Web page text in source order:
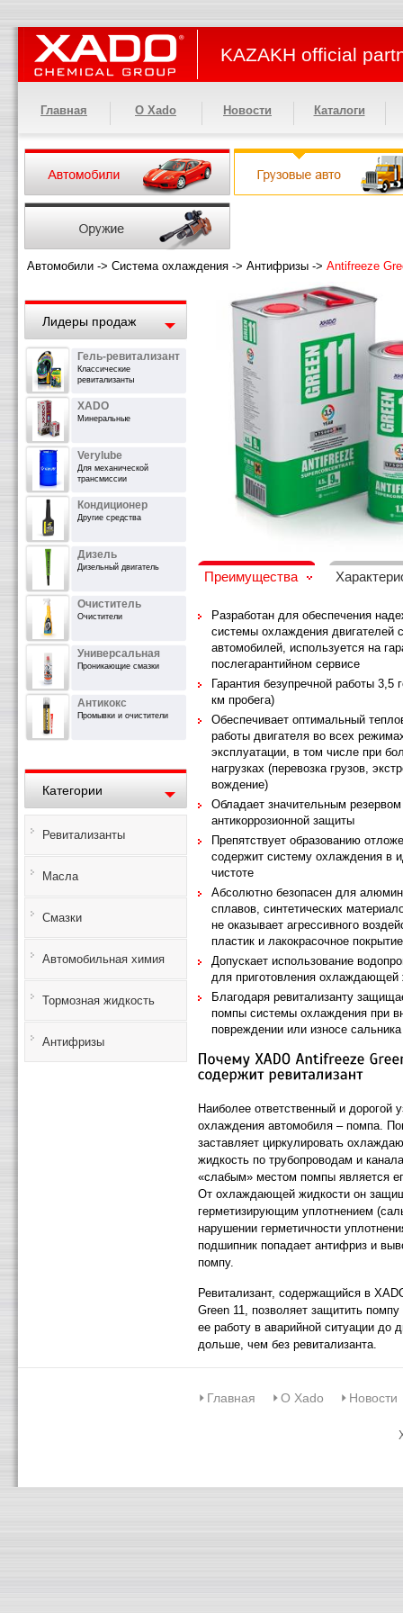
KAZAKH official
Главная О Xado Новости Каталоги
Автомобили -> Система охлаждения -> Антифризы -> Antifreeze
Лидеры продаж
Гель-ревитализант
Классические
ревитализанты
XADO
Минеральные
Verylube
Для механической
трансмиссии
Кондиционер
Другие средства
Дизель
Дизельный двигатель
Очиститель
Очистители
Универсальная
Проникающие смазки
Антикокс
Промывки и очистители
Категории
Ревитализанты
Масла
Смазки
Автомобильная химия
Тормозная жидкость
Антифризы
Преимущества
Разработан для обеспечения
системы охлаждения двигателей
автомобилей, используется на
послегарантийном сервисе
Гарантия безупречной работы 3,5
км пробега)
Обеспечивает оптимальный
работы двигателя во всех
эксплуатации, в том числе при
нагрузках (перевозка грузов,
вождение)
Обладает значительным резервом
антикоррозионной защиты
Препятствует образованию
содержит систему охлаждения в
чистоте
Абсолютно безопасен для
сплавов, синтетических
не оказывает агрессивного
пластик и лакокрасочное
Допускает использование
для приготовления охлаждающей
Благодаря ревитализанту
помпы системы охлаждения при
повреждении или износе сальника
Наиболее ответственный и дорогой
охлаждения автомобиля – помпа.
заставляет циркулировать
жидкость по трубопроводам и
«слабым» местом помпы является
От охлаждающей жидкости он
герметизирующим уплотнением
нарушении герметичности
подшипник попадает антифриз и
помпу.
Ревитализант, содержащийся в
Green 11, позволяет защитить помпу
ее работу в аварийной ситуации до
дольше, чем без ревитализанта.
Главная О Xado Новости